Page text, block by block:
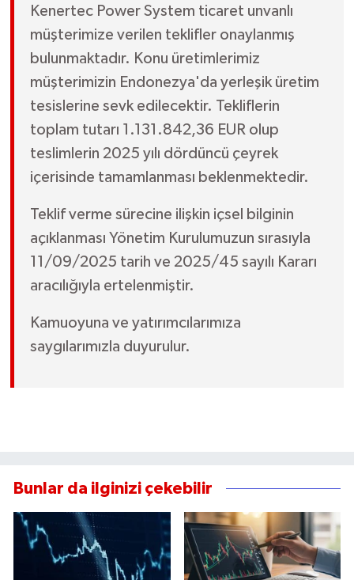
Kenertec Power System ticaret unvanlı
müşterimize verilen teklifler onaylanmış
bulunmaktadır. Konu üretimlerimiz
müşterimizin Endonezya'da yerleşik üretim
tesislerine sevk edilecektir. Tekliflerin
toplam tutarı 1.131.842,36 EUR olup
teslimlerin 2025 yılı dördüncü çeyrek
içerisinde tamamlanması beklenmektedir.
Teklif verme sürecine ilişkin içsel bilginin
açıklanması Yönetim Kurulumuzun sırasıyla
11/09/2025 tarih ve 2025/45 sayılı Kararı
aracılığıyla ertelenmiştir.
Kamuoyuna ve yatırımcılarımıza
saygılarımızla duyurulur.
Bunlar da ilginizi çekebilir